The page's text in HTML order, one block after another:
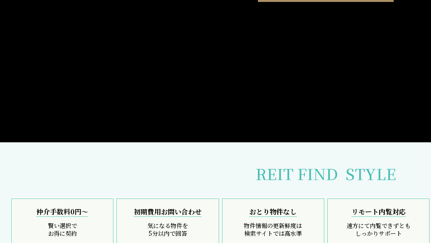
REIT FIND STYLE
仲介手数料0円～
賢い選択で
お得に契約
初期費用お問い合わせ
気になる物件を
5分以内で回答
おとり物件なし
物件情報の更新鮮度は
検索サイトでは高水準
リモート内覧対応
遠方にて内覧できずとも
しっかりサポート